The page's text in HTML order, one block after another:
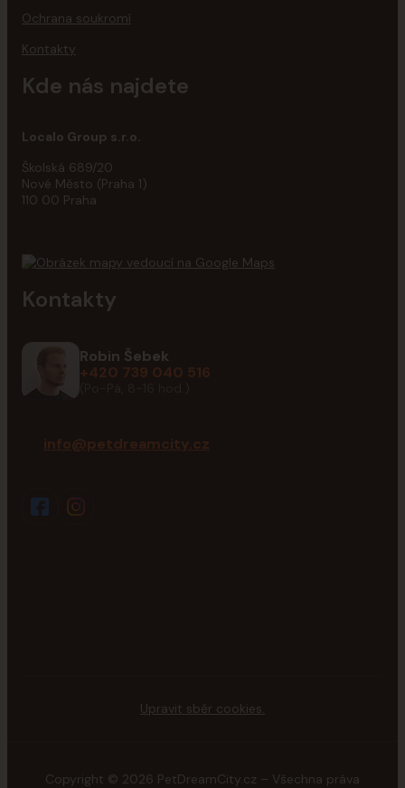
Ochrana soukromí
Kontakty
Kde nás najdete
Localo Group s.r.o.
Školská 689/20
Nové Město (Praha 1)
110 00 Praha
Kontakty
Robin Šebek
+420 739 040 516
info@petdreamcity.cz
Upravit sběr cookies.
Copyright © 2026 PetDreamCity.cz – Všechna práva